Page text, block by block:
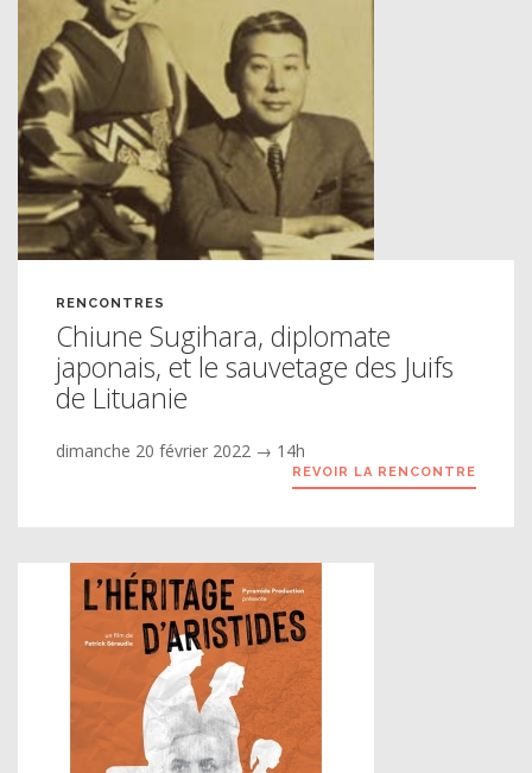
RENCONTRES
Chiune Sugihara, diplomate
japonais, et le sauvetage des Juifs
de Lituanie
dimanche 20 février 2022 → 14h
REVOIR LA RENCONTRE